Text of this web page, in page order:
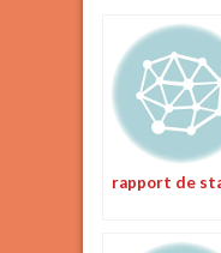
rapport de